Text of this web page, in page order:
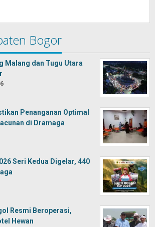
Bogor
Malang dan Tugu Utara
Penanganan Optimal
di Dramaga
Seri Kedua Digelar, 440
Resmi Beroperasi,
Hewan